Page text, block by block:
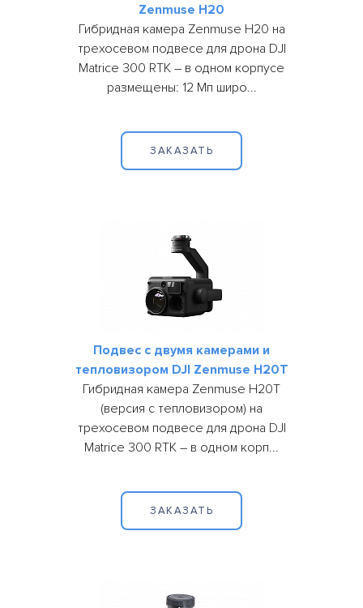
Zenmuse H20
Гибридная камера Zenmuse H20 на
трехосевом подвесе для дрона DJI
Matrice 300 RTK – в одном корпусе
размещены: 12 Мп широ...
ЗАКАЗАТЬ
Подвес с двумя камерами и
тепловизором DJI Zenmuse H20T
Гибридная камера Zenmuse H20T
(версия с тепловизором) на
трехосевом подвесе для дрона DJI
Matrice 300 RTK – в одном корп...
ЗАКАЗАТЬ